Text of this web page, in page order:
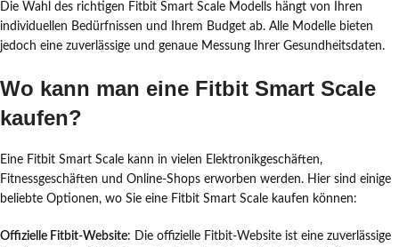
Die Wahl des richtigen Fitbit Smart Scale Modells hängt von Ihren
individuellen Bedürfnissen und Ihrem Budget ab. Alle Modelle bieten
jedoch eine zuverlässige und genaue Messung Ihrer Gesundheitsdaten.
Wo kann man eine Fitbit Smart Scale
kaufen?
Eine Fitbit Smart Scale kann in vielen Elektronikgeschäften,
Fitnessgeschäften und Online-Shops erworben werden. Hier sind einige
beliebte Optionen, wo Sie eine Fitbit Smart Scale kaufen können:
Offizielle Fitbit-Website: Die offizielle Fitbit-Website ist eine zuverlässige